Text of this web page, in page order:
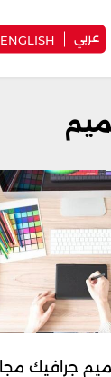
عربي ENGLISH